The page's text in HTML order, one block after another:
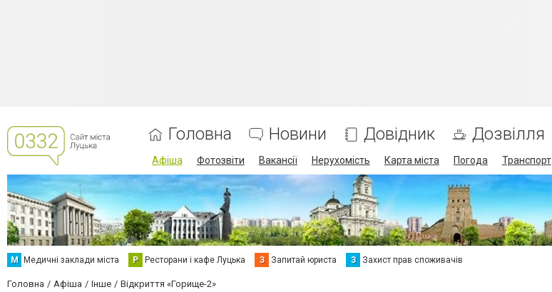
Головна Новини Довідник Дозвілля
Афіша Фотозвіти Вакансії Нерухомість Карта міста Погода Транспорт
М Медичні заклади міста Р Ресторани і кафе Луцька З Запитай юриста З Захист прав споживачів
Головна Афіша Інше Відкриття «Горище-2»